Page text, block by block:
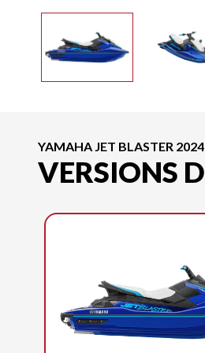
YAMAHA JET BLASTER 2024
VERSIONS